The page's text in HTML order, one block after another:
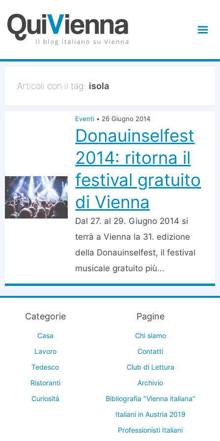
Articoli con il tag: isola
Eventi • 26 Giugno 2014
Donauinselfest
2014: ritorna il
festival gratuito
di Vienna
Dal 27. al 29. Giugno 2014 si
terrà a Vienna la 31. edizione
della Donauinselfest, il festival
musicale gratuito più...
Categorie
Casa
Lavoro
Tedesco
Ristoranti
Curiosità
Pagine
Chi siamo
Contatti
Club di Lettura
Archivio
Bibliografia "Vienna italiana"
Italiani in Austria 2019
Professionisti Italiani